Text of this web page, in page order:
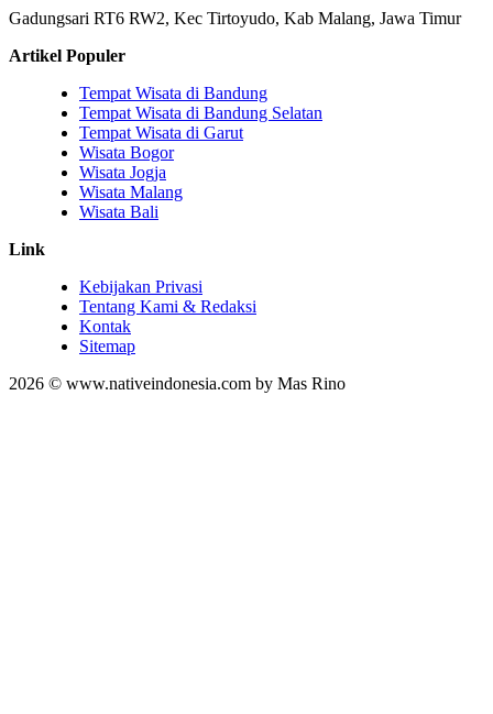
Gadungsari RT6 RW2, Kec Tirtoyudo, Kab Malang, Jawa Timur
Artikel Populer
Tempat Wisata di Bandung
Tempat Wisata di Bandung Selatan
Tempat Wisata di Garut
Wisata Bogor
Wisata Jogja
Wisata Malang
Wisata Bali
Link
Kebijakan Privasi
Tentang Kami & Redaksi
Kontak
Sitemap
2026 © www.nativeindonesia.com by Mas Rino